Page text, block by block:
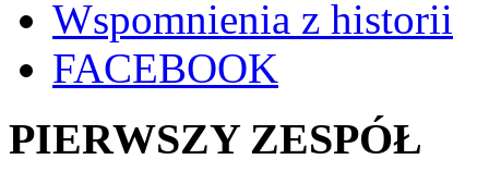
Wspomnienia z historii
FACEBOOK
PIERWSZY ZESPÓŁ